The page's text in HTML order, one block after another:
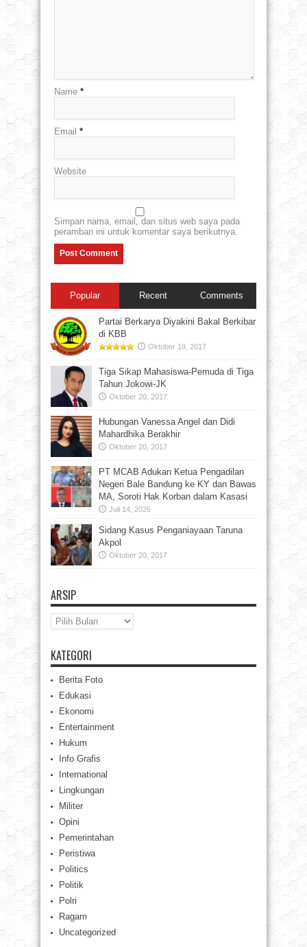
Name *
Email *
Website
Simpan nama, email, dan situs web saya pada
peramban ini untuk komentar saya berikutnya.
Popular Recent Comments
Partai Berkarya Diyakini Bakal Berkibar
di KBB
Oktober 19, 2017
Tiga Sikap Mahasiswa-Pemuda di Tiga
Tahun Jokowi-JK
Oktober 20, 2017
Hubungan Vanessa Angel dan Didi
Mahardhika Berakhir
Oktober 20, 2017
PT MCAB Adukan Ketua Pengadilan
Negeri Bale Bandung ke KY dan Bawas
MA, Soroti Hak Korban dalam Kasasi
Juli 14, 2026
Sidang Kasus Penganiayaan Taruna
Akpol
Oktober 20, 2017
ARSIP
Arsip
KATEGORI
Berita Foto
Edukasi
Ekonomi
Entertainment
Hukum
Info Grafis
International
Lingkungan
Militer
Opini
Pemerintahan
Peristiwa
Politics
Politik
Polri
Ragam
Uncategorized